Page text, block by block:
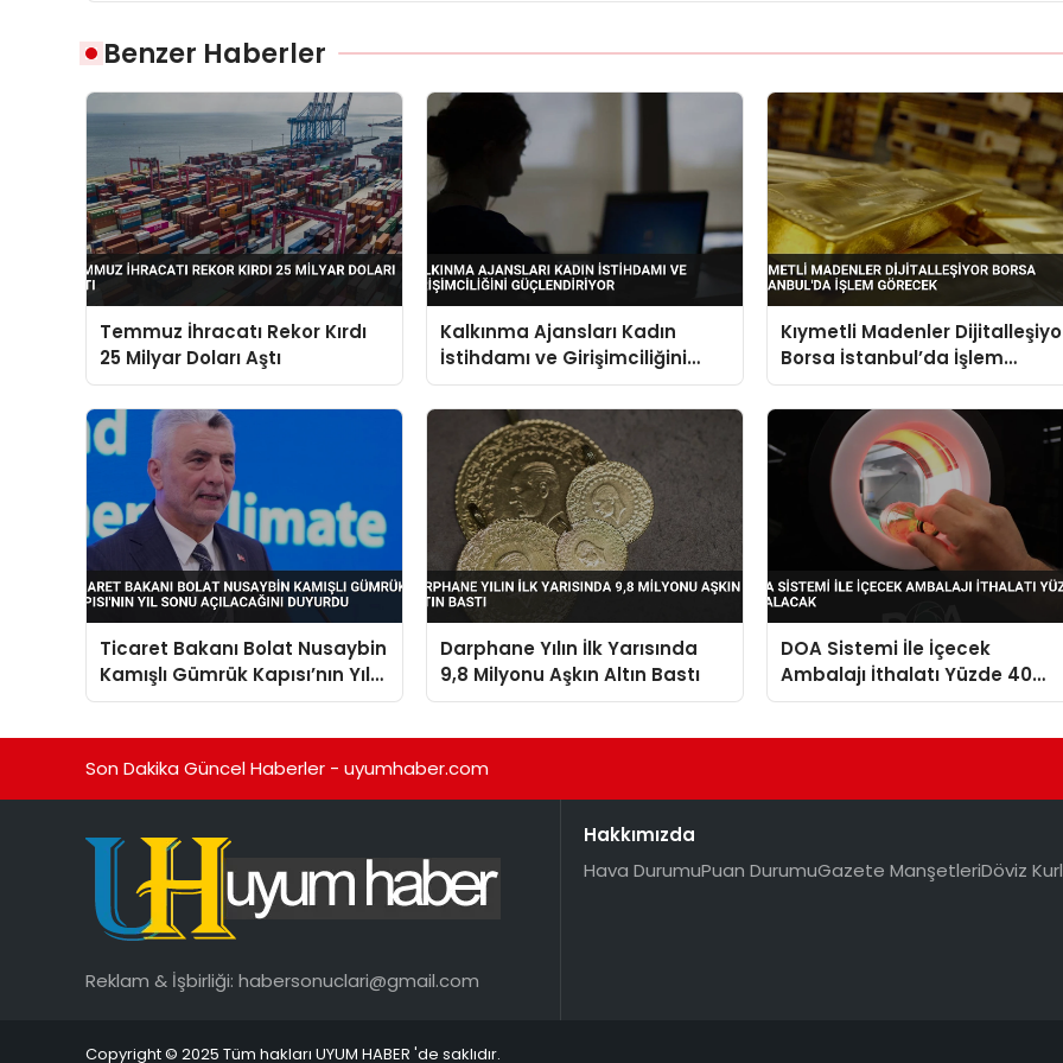
Benzer Haberler
Temmuz İhracatı Rekor Kırdı
25 Milyar Doları Aştı
Kalkınma Ajansları Kadın
İstihdamı ve Girişimciliğini
Güçlendiriyor
Kıymetli Madenler
Borsa İstanbul’da İşlem
Görecek
Ticaret Bakanı Bolat Nusaybin
Kamışlı Gümrük Kapısı’nın Yıl
Sonu Açılacağını Duyurdu
Darphane Yılın İlk Yarısında
9,8 Milyonu Aşkın Altın Bastı
DOA Sistemi İle İçecek
Ambalajı İthalatı Yüzde 40
Azalacak
Son Dakika Güncel Haberler - uyumhaber.com
Reklam & İşbirliği: habersonuclari@gmail.com
Hakkımızda
Hava DurumuPuan DurumuGazete ManşetleriDöviz
Copyright © 2025 Tüm hakları UYUM HABER 'de saklıdır.